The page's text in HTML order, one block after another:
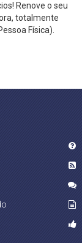
Renove o seu
totalmente
Física).